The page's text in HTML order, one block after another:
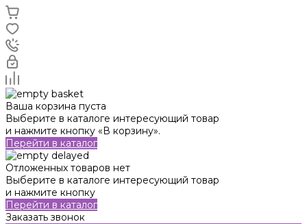
Ваша корзина пуста
Выберите в каталоге интересующий товар
и нажмите кнопку «В корзину».
Перейти в каталог
Отложенных товаров нет
Выберите в каталоге интересующий товар
и нажмите кнопку
Перейти в каталог
Заказать звонок